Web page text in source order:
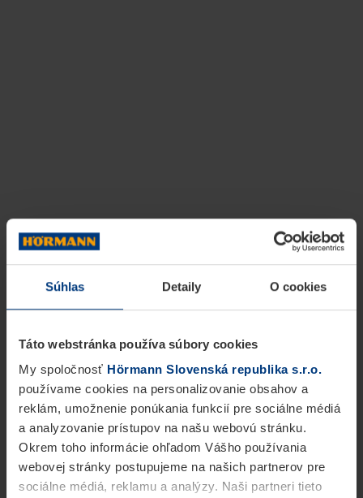
Súhlas Detaily O cookies
Táto webstránka používa súbory cookies
My spoločnosť Hörmann Slovenská republika s.r.o.
používame cookies na personalizovanie obsahov a
reklám, umožnenie ponúkania funkcií pre sociálne médiá
a analyzovanie prístupov na našu webovú stránku.
Okrem toho informácie ohľadom Vášho používania
webovej stránky postupujeme na našich partnerov pre
sociálne médiá, reklamu a analýzy. Naši partneri tieto